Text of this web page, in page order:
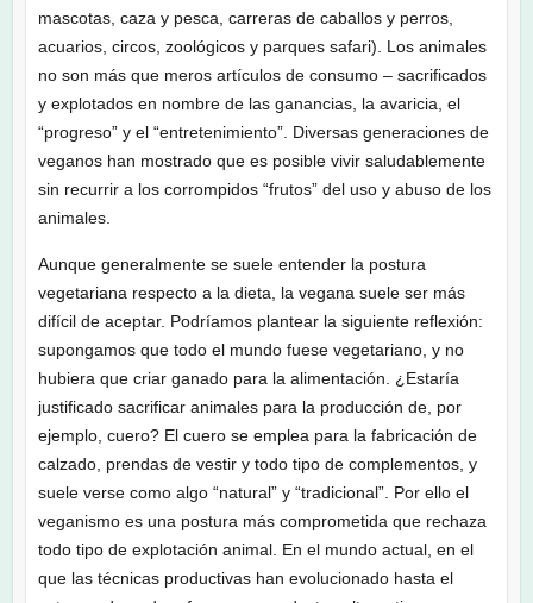
mascotas, caza y pesca, carreras de caballos y perros,
acuarios, circos, zoológicos y parques safari). Los animales
no son más que meros artículos de consumo – sacrificados
y explotados en nombre de las ganancias, la avaricia, el
“progreso” y el “entretenimiento”. Diversas generaciones de
veganos han mostrado que es posible vivir saludablemente
sin recurrir a los corrompidos “frutos” del uso y abuso de los
animales.
Aunque generalmente se suele entender la postura
vegetariana respecto a la dieta, la vegana suele ser más
difícil de aceptar. Podríamos plantear la siguiente reflexión:
supongamos que todo el mundo fuese vegetariano, y no
hubiera que criar ganado para la alimentación. ¿Estaría
justificado sacrificar animales para la producción de, por
ejemplo, cuero? El cuero se emplea para la fabricación de
calzado, prendas de vestir y todo tipo de complementos, y
suele verse como algo “natural” y “tradicional”. Por ello el
veganismo es una postura más comprometida que rechaza
todo tipo de explotación animal. En el mundo actual, en el
que las técnicas productivas han evolucionado hasta el